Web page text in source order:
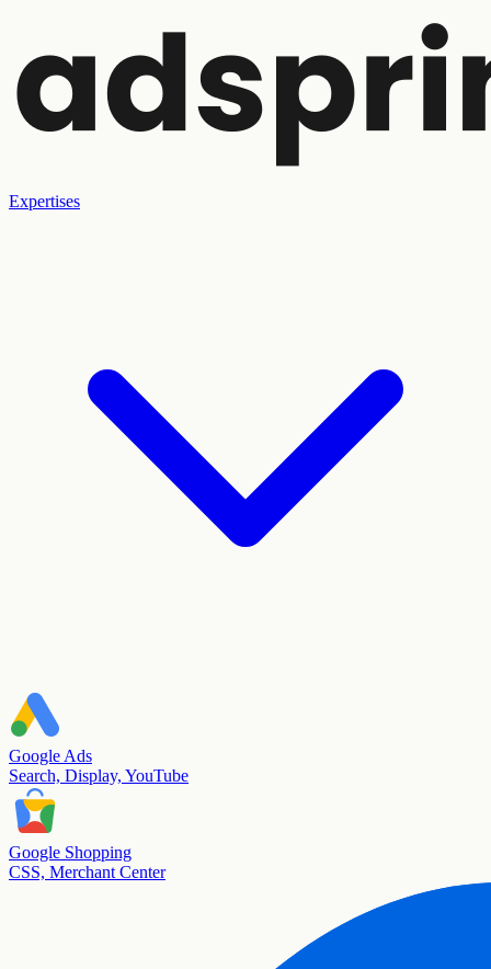
Expertises
Google Ads
Search, Display, YouTube
Google Shopping
CSS, Merchant Center